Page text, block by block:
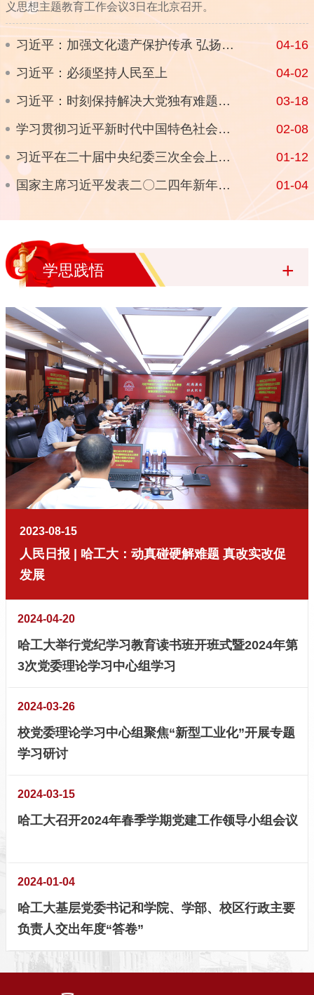
义思想主题教育工作会议3日在北京召开。
习近平：加强文化遗产保护传承 弘扬中华优秀传统文化
04-16
习近平：必须坚持人民至上
04-02
习近平：时刻保持解决大党独有难题的清醒和坚定，把党的伟大自我革命进行到底
03-18
学习贯彻习近平新时代中国特色社会主义思想主题教育总结会议在京召开
02-08
习近平在二十届中央纪委三次全会上发表重要讲话强调 深入推进党的自我革命 坚决打赢反腐败斗争攻坚战持久战
01-12
国家主席习近平发表二〇二四年新年贺词
01-04
学思践悟 +
2023-08-15
人民日报 | 哈工大：动真碰硬解难题 真改实改促
发展
2024-04-20
哈工大举行党纪学习教育读书班开班式暨2024年第
3次党委理论学习中心组学习
2024-03-26
校党委理论学习中心组聚焦“新型工业化”开展专题
学习研讨
2024-03-15
哈工大召开2024年春季学期党建工作领导小组会议
2024-01-04
哈工大基层党委书记和学院、学部、校区行政主要
负责人交出年度“答卷”